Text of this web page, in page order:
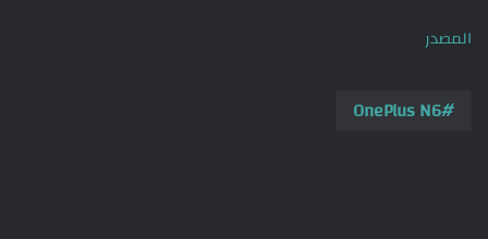
المصدر
OnePlus N6